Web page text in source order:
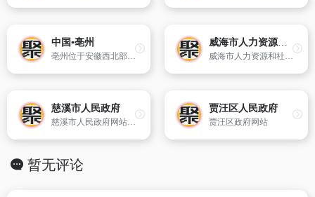
中国▪亳州
亳州位于安徽西北部,是2000年5月经国务院批准设立的省辖市,辖谯城区和蒙城县、涡阳县、利辛县,国土面积8374平方公里,总人口634.4万。
威海市人力资源和社会保障局
威海市人力资源和社会保障局主办
慈溪市人民政府
慈溪市人民政府网站是市政府各职能部门对外发布政务信息,提供公共服务、开展职能管理的一个重要渠道。网站为访问者提供慈溪市政务、经济、投资、旅游等全方位的信息和在线公共服务。
贾汪区人民政府
贾汪区政府网站
暂无评论